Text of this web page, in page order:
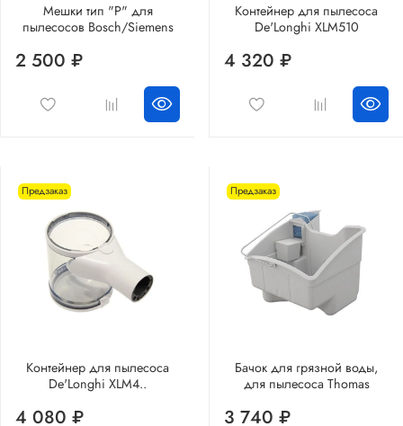
Мешки тип "P" для
пылесосов Bosch/Siemens
2 500 ₽
Контейнер для пылесоса
De'Longhi XLM510
4 320 ₽
Предзаказ
Контейнер для пылесоса
De'Longhi XLM4..
4 080 ₽
Предзаказ
Бачок для грязной воды,
для пылесоса Thomas
3 740 ₽